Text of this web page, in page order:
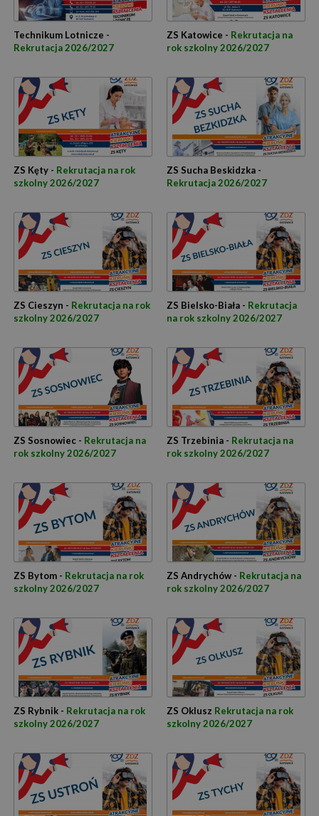
Technikum Lotnicze -
Rekrutacja 2026/2027
ZS Katowice - Rekrutacja na
rok szkolny 2026/2027
ZS Kęty - Rekrutacja na rok
szkolny 2026/2027
ZS Sucha Beskidzka -
Rekrutacja 2026/2027
ZS Cieszyn - Rekrutacja na rok
szkolny 2026/2027
ZS Bielsko-Biała - Rekrutacja
na rok szkolny 2026/2027
ZS Sosnowiec - Rekrutacja na
rok szkolny 2026/2027
ZS Trzebinia - Rekrutacja na
rok szkolny 2026/2027
ZS Bytom - Rekrutacja na rok
szkolny 2026/2027
ZS Andrychów - Rekrutacja na
rok szkolny 2026/2027
ZS Rybnik - Rekrutacja na rok
szkolny 2026/2027
ZS Oklusz Rekrutacja na rok
szkolny 2026/2027